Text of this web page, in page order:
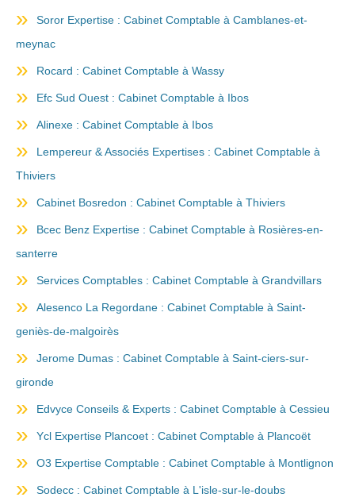
Soror Expertise : Cabinet Comptable à Camblanes-et-
meynac
Rocard : Cabinet Comptable à Wassy
Efc Sud Ouest : Cabinet Comptable à Ibos
Alinexe : Cabinet Comptable à Ibos
Lempereur & Associés Expertises : Cabinet Comptable à
Thiviers
Cabinet Bosredon : Cabinet Comptable à Thiviers
Bcec Benz Expertise : Cabinet Comptable à Rosières-en-
santerre
Services Comptables : Cabinet Comptable à Grandvillars
Alesenco La Regordane : Cabinet Comptable à Saint-
geniès-de-malgoirès
Jerome Dumas : Cabinet Comptable à Saint-ciers-sur-
gironde
Edvyce Conseils & Experts : Cabinet Comptable à Cessieu
Ycl Expertise Plancoet : Cabinet Comptable à Plancoët
O3 Expertise Comptable : Cabinet Comptable à Montlignon
Sodecc : Cabinet Comptable à L'isle-sur-le-doubs